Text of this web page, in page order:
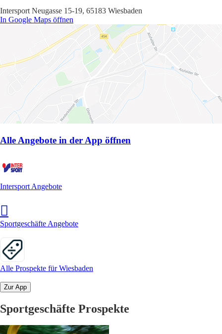
Intersport Neugasse 15-19, 65183 Wiesbaden
In Google Maps öffnen
Alle Angebote in der App öffnen
Intersport Angebote
Sportgeschäfte Angebote
Alle Prospekte für Wiesbaden
Zur App
Sportgeschäfte Prospekte